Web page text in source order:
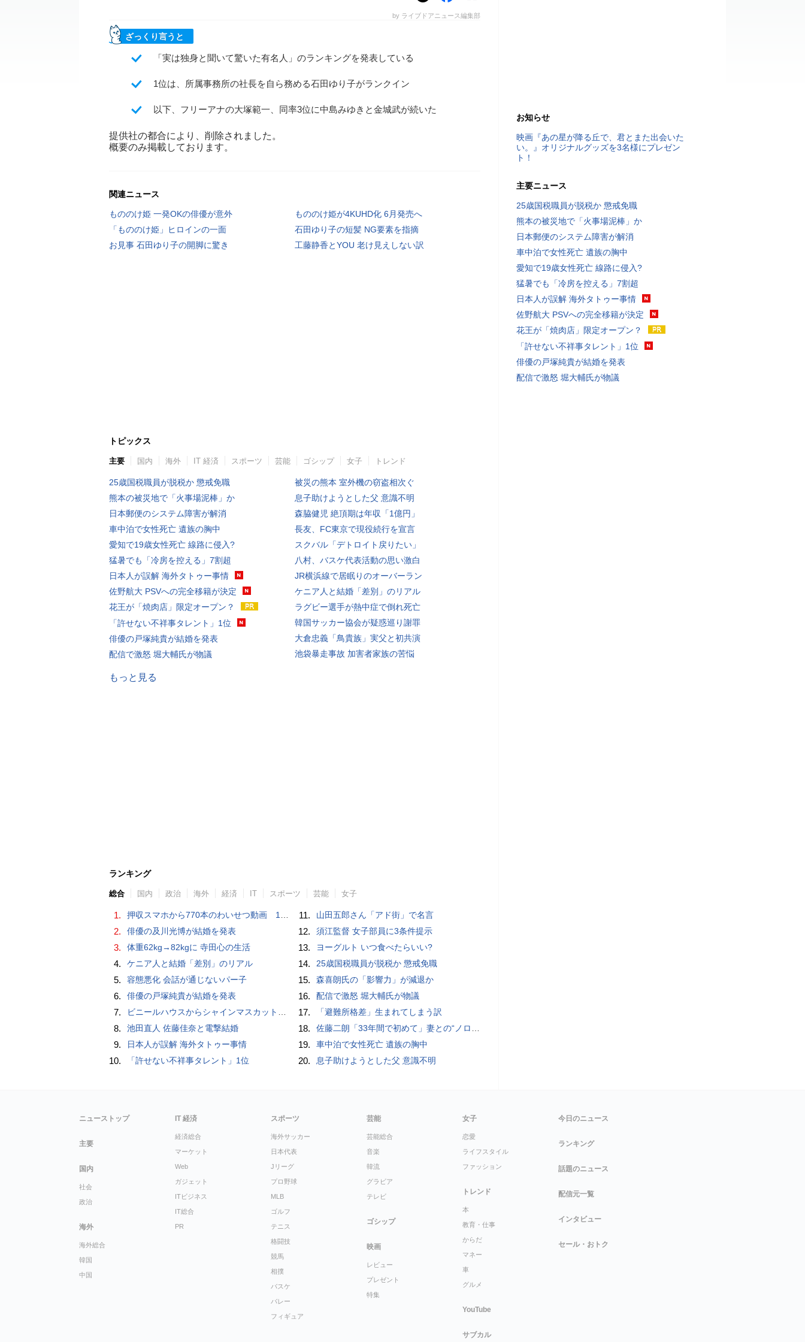
by ライブドアニュース編集部
ざっくり言うと
「実は独身と聞いて驚いた有名人」のランキングを発表している
1位は、所属事務所の社長を自ら務める石田ゆり子がランクイン
以下、フリーアナの大塚範一、同率3位に中島みゆきと金城武が続いた
提供社の都合により、削除されました。
概要のみ掲載しております。
関連ニュース
もののけ姫 一発OKの俳優が意外
もののけ姫が4KUHD化 6月発売へ
「もののけ姫」ヒロインの一面
石田ゆり子の短髪 NG要素を指摘
お見事 石田ゆり子の開脚に驚き
工藤静香とYOU 老け見えしない訳
トピックス
主要 国内 海外 IT 経済 スポーツ 芸能 ゴシップ 女子 トレンド
25歳国税職員が脱税か 懲戒免職
熊本の被災地で「火事場泥棒」か
日本郵便のシステム障害が解消
車中泊で女性死亡 遺族の胸中
愛知で19歳女性死亡 線路に侵入?
猛暑でも「冷房を控える」7割超
日本人が誤解 海外タトゥー事情
佐野航大 PSVへの完全移籍が決定
花王が「焼肉店」限定オープン？
「許せない不祥事タレント」1位
俳優の戸塚純貴が結婚を発表
配信で激怒 堀大輔氏が物議
被災の熊本 室外機の窃盗相次ぐ
息子助けようとした父 意識不明
森脇健児 絶頂期は年収「1億円」
長友、FC東京で現役続行を宣言
スクバル「デトロイト戻りたい」
八村、バスケ代表活動の思い激白
JR横浜線で居眠りのオーバーラン
ケニア人と結婚「差別」のリアル
ラグビー選手が熱中症で倒れ死亡
韓国サッカー協会が疑惑巡り謝罪
大倉忠義「鳥貴族」実父と初共演
池袋暴走事故 加害者家族の苦悩
もっと見る
ランキング
総合 国内 政治 海外 経済 IT スポーツ 芸能 女子
1. 押収スマホから770本のわいせつ動画 15歳少女に酒と薬飲ませ性的暴行か 54歳男を再逮捕 「薬もありますよ」とSNSで誘い出し
2. 俳優の及川光博が結婚を発表
3. 体重62kg→82kgに 寺田心の生活
4. ケニア人と結婚「差別」のリアル
5. 容態悪化 会話が通じないパー子
6. 俳優の戸塚純貴が結婚を発表
7. ビニールハウスからシャインマスカット約200房を盗んだ疑い ネットで販売か 無職の男（42）逮捕 岡山県警
8. 池田直人 佐藤佳奈と電撃結婚
9. 日本人が誤解 海外タトゥー事情
10. 「許せない不祥事タレント」1位
11. 山田五郎さん「アド街」で名言
12. 須江監督 女子部員に3条件提示
13. ヨーグルト いつ食べたらいい?
14. 25歳国税職員が脱税か 懲戒免職
15. 森喜朗氏の「影響力」が減退か
16. 配信で激怒 堀大輔氏が物議
17. 「避難所格差」生まれてしまう訳
18. 佐藤二朗「33年間で初めて」妻との“ノロケ砲”に反響続々「威力抜群」「奥様かっこいい」
19. 車中泊で女性死亡 遺族の胸中
20. 息子助けようとした父 意識不明
お知らせ
映画『あの星が降る丘で、君とまた出会いた
い。』オリジナルグッズを3名様にプレゼン
ト！
主要ニュース
25歳国税職員が脱税か 懲戒免職
熊本の被災地で「火事場泥棒」か
日本郵便のシステム障害が解消
車中泊で女性死亡 遺族の胸中
愛知で19歳女性死亡 線路に侵入?
猛暑でも「冷房を控える」7割超
日本人が誤解 海外タトゥー事情
佐野航大 PSVへの完全移籍が決定
花王が「焼肉店」限定オープン？
「許せない不祥事タレント」1位
俳優の戸塚純貴が結婚を発表
配信で激怒 堀大輔氏が物議
ニューストップ
主要
国内
社会
政治
海外
海外総合
韓国
中国
IT 経済
経済総合
マーケット
Web
ガジェット
ITビジネス
IT総合
PR
スポーツ
海外サッカー
日本代表
Jリーグ
プロ野球
MLB
ゴルフ
テニス
格闘技
競馬
相撲
バスケ
バレー
フィギュア
芸能
芸能総合
音楽
韓流
グラビア
テレビ
ゴシップ
映画
レビュー
プレゼント
特集
女子
恋愛
ライフスタイル
ファッション
トレンド
本
教育・仕事
からだ
マネー
車
グルメ
YouTube
サブカル
今日のニュース
ランキング
話題のニュース
配信元一覧
インタビュー
セール・おトク